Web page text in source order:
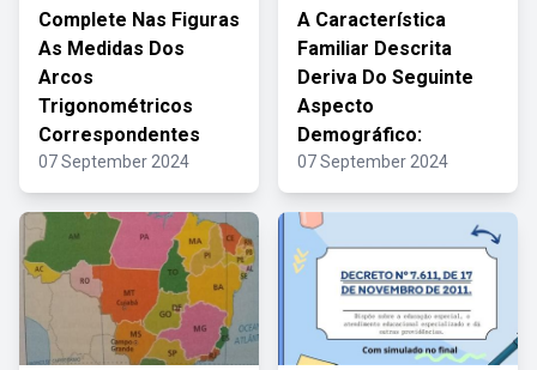
Complete Nas Figuras
As Medidas Dos
Arcos
Trigonométricos
Correspondentes
07 September 2024
A Característica
Familiar Descrita
Deriva Do Seguinte
Aspecto
Demográfico:
07 September 2024